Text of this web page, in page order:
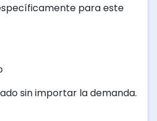
para este
sin importar la demanda.